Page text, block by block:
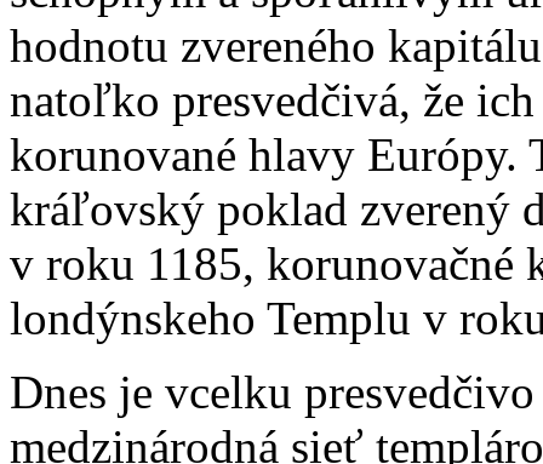
hodnotu zvereného
natoľko presvedčivá, že
korunované hlavy
kráľovský poklad zverený
v roku 1185, korunovačné
londýnskeho Templu v
Dnes je vcelku
medzinárodná sieť